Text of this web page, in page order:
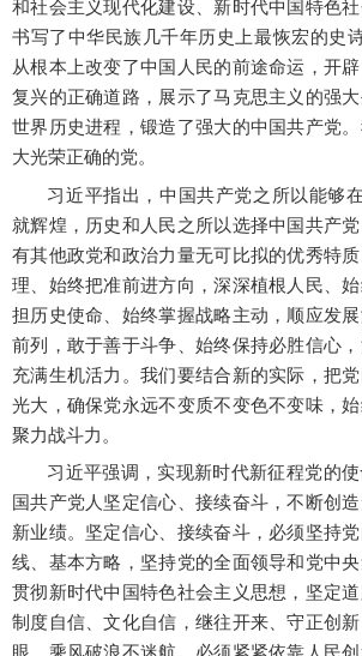
和社会主义现代化建设、新时代中国特色社
书写了中华民族几千年历史上最恢宏的史
从根本上改变了中国人民的前途命运，开
复兴的正确道路，展示了马克思主义的强
世界历史进程，锻造了强大的中国共产党
大光荣正确的党。
习近平指出，中国共产党之所以能够在
就辉煌，历史和人民之所以选择中国共产
有其他政党和政治力量无可比拟的优秀特
理、始终把准前进方向，深深植根人民、
担历史使命、始终掌握战略主动，顺应发
前列，敢于善于斗争、始终保持必胜信心
充满生机活力。我们要结合新的实际，把
光大，确保党永远不变质不变色不变味，
聚力战斗力。
习近平强调，实现新时代新征程党的
国共产党人坚定信心、接续奋斗，不断创
新业绩。坚定信心、接续奋斗，必须坚持
线、基本方略，坚持党的全面领导和党中
贯彻新时代中国特色社会主义思想，坚定道
制度自信、文化自信，继往开来、守正创